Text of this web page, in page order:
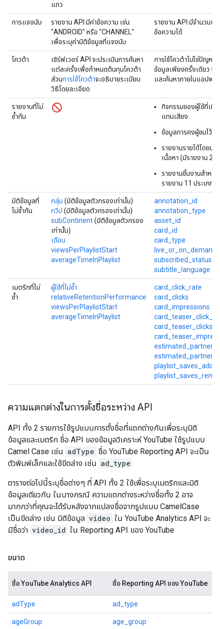
แถว
การแจงนับ
รายงาน API มีค่าข้อความ เช่น
"ANDROID" หรือ "CHANNEL"
เพื่อระบุค่ามิติข้อมูลที่แจงนับ
รายงาน API มีจำนวนเ
ข้อความได้
โควต้า
เซิร์ฟเวอร์ API จะประเมินการค้นหา
แต่ละครั้งเพื่อกำหนดต้นทุนโควต้า
ส่วนการใช้โควต้าจะอธิบายระเบียบ
วิธีโดยละเอียด
การใช้โควต้าไม่ใช่ปัญหา
ข้อมูลเพียงครั้งเดียว จา
และค้นหาภายในแอปพลิ
รายงานที่ไม่
ซ้ำกัน
กิจกรรมของผู้ใช้ที่เกี่
แทนเสียง
ข้อมูลการคงผู้ชมไว้ส
รายงานรายได้โดยป
เนื้อหา (มีรายงาน 2
รายงานชิ้นงานสำหรั
รายงาน 11 ประเภท)
มิติข้อมูลที่
ไม่ซ้ำกัน
กลุ่ม (มิติข้อมูลตัวกรองเท่านั้น)
ทวีป (มิติข้อมูลตัวกรองเท่านั้น)
subContinent(มิติข้อมูลตัวกรอง
เท่านั้น)
เดือน
viewsPerPlaylistStart
averageTimeInPlaylist
annotation_id
annotation_type
asset_id
card_id
card_type
live_or_on_demand
subscribed_status
subtitle_language
เมตริกที่ไม่
ซ้ำ
ผู้ใช้ที่ไม่ซ้ำ
relativeRetentionPerformance
viewsPerPlaylistStart
averageTimeInPlaylist
card_click_rate
card_clicks
card_impressions
card_teaser_clicks
ความแตกต่างในการตั้งชื่อระหว่าง API
API ทั้ง 2 รายการใช้รูปแบบการตั้งชื่อที่แตกต่างกันเพื่อระบุมิติ
ข้อมูลและเมตริก ชื่อ API ของข้อมูลวิเคราะห์ YouTube ใช้รูปแบบ
Camel Case เช่น adType ชื่อ YouTube Reporting API จะเป็น
ตัวพิมพ์เล็กและใช้ขีดล่าง เช่น ad_type
ตารางต่อไปนี้ระบุชื่อต่างๆ ที่ API ทั้ง 2 ใช้เพื่อระบุเมตริกและมิติ
ข้อมูลเดียวกัน ในบางกรณี ความแตกต่างระหว่างชื่อทั้ง 2 อาจ
มากกว่าที่คุณจะได้รับหลังจากแปลงชื่อจากรูปแบบ CamelCase
เป็นขีดล่าง เช่น มิติข้อมูล video ใน YouTube Analytics API จะ
มีชื่อว่า video_id ใน Reporting API ของ YouTube
ขนาด
ชื่อ YouTube Analytics API ชื่อ Reporting API ของ YouTube
adType ad_type
ageGroup age_group